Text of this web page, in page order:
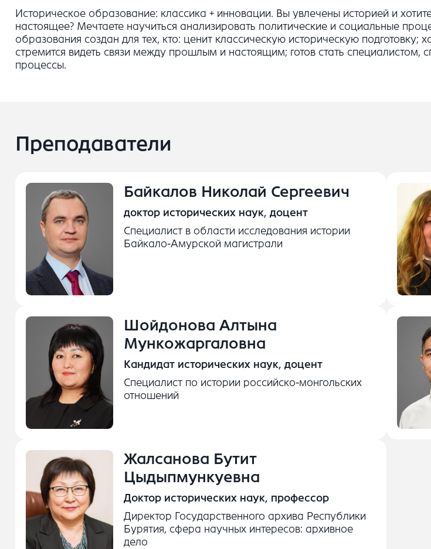
Историческое образование: классика + инновации. Вы увлечены историей и
настоящее? Мечтаете научиться анализировать политические и социальные
образования создан для тех, кто: ценит классическую историческую
стремится видеть связи между прошлым и настоящим; готов стать
процессы.
Преподаватели
Байкалов Николай Сергеевич
доктор исторических наук, доцент
Специалист в области исследования истории
Байкало-Амурской магистрали
Шойдонова Алтына
Мункожаргаловна
Кандидат исторических наук, доцент
Специалист по истории российско-монгольских
отношений
Жалсанова Бутит
Цыдыпмункуевна
Доктор исторических наук, профессор
Директор Государственного архива Республики
Бурятия, сфера научных интересов: архивное
дело